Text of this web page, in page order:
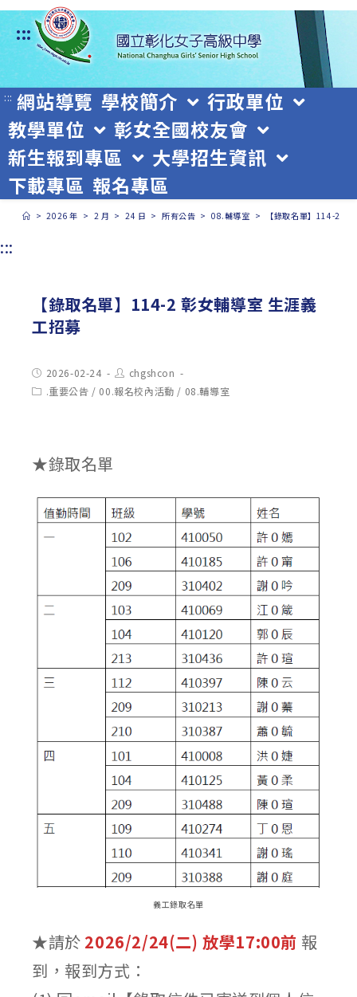
跳
轉
至
主
要
內
容
:::
::: 網站導覽 學校簡介
行政單位
教學單位
彰女全國校友會
新生報到專區
大學招生資訊
下載專區 報名專區
> 2026 年 > 2 月 > 24 日 > 所有公告 > 08.輔導室 > 【錄取名單】114-2 彰
:::
【錄取名單】114-2 彰女輔導室 生涯義
工招募
Post
published:
2026-02-24
Post
author:
chgshcon
Post.重要公告 / 00.報名校內活動 / 08.輔導室
★錄取名單
義工錄取名單
★請於 2026/2/24(二) 放學17:00前 報
到，報到方式：